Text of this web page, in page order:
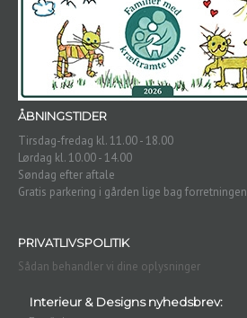
ÅBNINGSTIDER
Tirsdag-fredag kl. 11.00 - 18.00
Lørdag kl. 10.00 - 14.00
Søndag efter aftale
Gratis parkering i gården lige bag forretningen
PRIVATLIVSPOLITIK
Sådan behandler vi dine oplysninger
Interieur & Designs nyhedsbrev:
Indretningshjælp
Ombetrækning
Os
Kontakt
Os